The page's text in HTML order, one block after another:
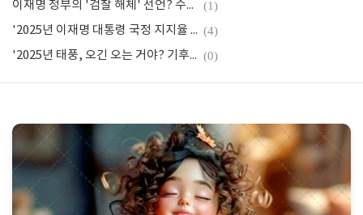
이재명 정부의 '검찰 해체' 선언? 수사·기소 분리 통한 비가역적 개혁 심층 분석 (1)
'2025년 이재명 대통령 국정 지지율 심층 분석: 민생과 미래를 향한 과제' (4)
'2025년 태풍, 오긴 오는 거야? 기후변화의 그림자' (0)